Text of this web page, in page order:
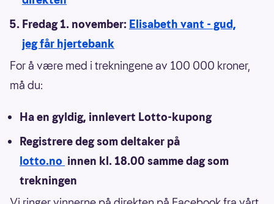
Fredag 1. november: Elisabeth vant - gud,
jeg får hjertebank
For å være med i trekningene av 100 000 kroner,
må du:
Ha en gyldig, innlevert Lotto-kupong
Registrere deg som deltaker på
lotto.no innen kl. 18.00 samme dag som
trekningen